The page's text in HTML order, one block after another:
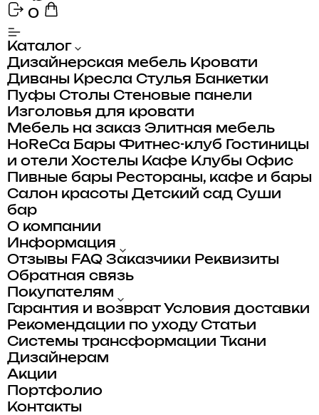
0
Каталог
Дизайнерская мебель Кровати
Диваны Кресла Стулья Банкетки
Пуфы Столы Стеновые панели
Изголовья для кровати
Мебель на заказ Элитная мебель
HoReCa Бары Фитнес-клуб
Гостиницы
и отели Хостелы Кафе Клубы Офис
Пивные бары Рестораны, кафе и бары
Салон красоты Детский сад Суши
бар
О компании
Информация
Отзывы FAQ Заказчики Реквизиты
Обратная связь
Покупателям
Гарантия и возврат Условия доставки
Рекомендации по уходу Статьи
Системы трансформации
Ткани
Дизайнерам
Акции
Портфолио
Контакты